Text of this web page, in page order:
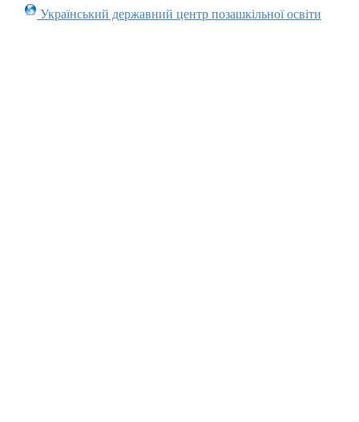
Український державний центр позашкільної освіти